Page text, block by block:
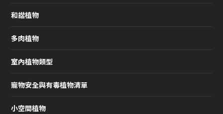
和諧植物
多肉植物
室內植物類型
寵物安全與有毒植物清單
小空間植物